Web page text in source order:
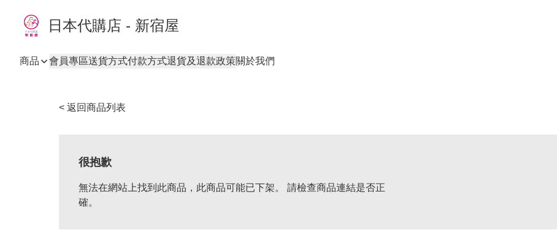
日本代購店 - 新宿屋
商品 會員專區送貨方式付款方式退貨及退款政策關於我們
< 返回商品列表
很抱歉
無法在網站上找到此商品，此商品可能已下架。 請檢查商品連結是否正
確。